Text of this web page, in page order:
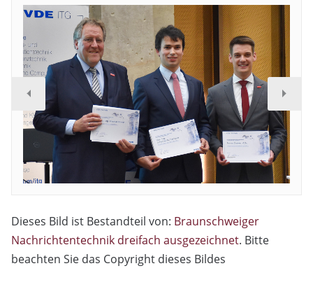
Dieses Bild ist Bestandteil von: Braunschweiger
Nachrichtentechnik dreifach ausgezeichnet. Bitte
beachten Sie das Copyright dieses Bildes